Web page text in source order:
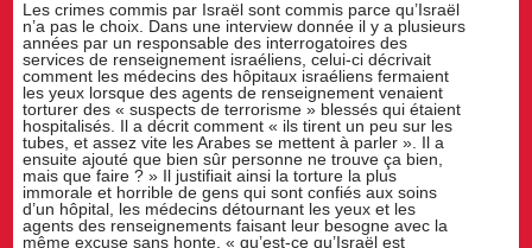
Les crimes commis par Israël sont commis parce qu’Israël
n’a pas le choix. Dans une interview donnée il y a plusieurs
années par un responsable des interrogatoires des
services de renseignement israéliens, celui-ci décrivait
comment les médecins des hôpitaux israéliens fermaient
les yeux lorsque des agents de renseignement venaient
torturer des « suspects de terrorisme » blessés qui étaient
hospitalisés. Il a décrit comment « ils tirent un peu sur les
tubes, et assez vite les Arabes se mettent à parler ». Il a
ensuite ajouté que bien sûr personne ne trouve ça bien,
mais que faire ? » Il justifiait ainsi la torture la plus
immorale et horrible de gens qui sont confiés aux soins
d’un hôpital, les médecins détournant les yeux et les
agents des renseignements faisant leur besogne avec la
même excuse sans honte, « qu’est-ce qu’Israël est